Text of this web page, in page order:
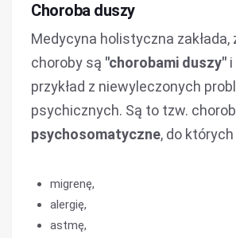
Choroba duszy
Medycyna holistyczna zakłada,
choroby są "chorobami duszy" i
przykład z niewyleczonych
psychicznych. Są to tzw.
psychosomatyczne, do
migrenę,
alergię,
astmę,